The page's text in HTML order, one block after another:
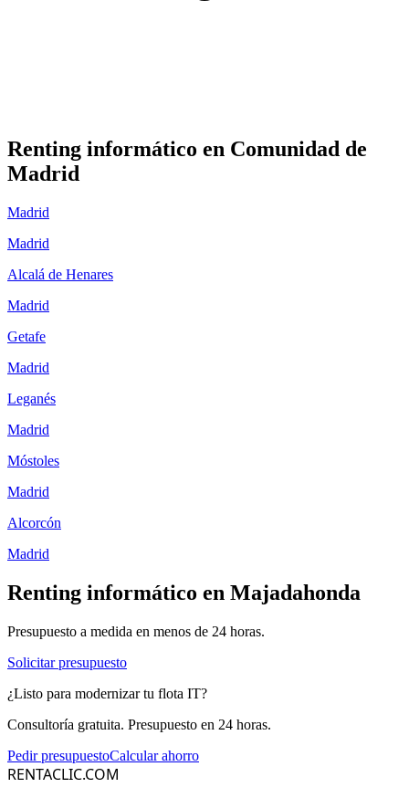
Renting informático en Comunidad de
Madrid
Madrid
Madrid
Alcalá de Henares
Madrid
Getafe
Madrid
Leganés
Madrid
Móstoles
Madrid
Alcorcón
Madrid
Renting informático en Majadahonda
Presupuesto a medida en menos de 24 horas.
Solicitar presupuesto
¿Listo para modernizar tu flota IT?
Consultoría gratuita. Presupuesto en 24 horas.
Pedir presupuestoCalcular ahorro
RENTACLIC.COM